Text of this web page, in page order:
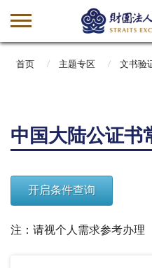
首页 主题专区 文书验
中国大陆公证书
注：请视个人需求参考办理